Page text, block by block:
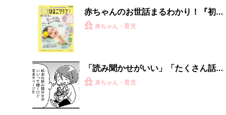
赤ちゃんのお世話まるわかり！『初め
てのひよこクラブ 夏号』〈巻頭大特
赤ちゃん・育児
「読み聞かせがいい」「たくさん話し
かけて」というけど……子どもの発語
赤ちゃん・育児